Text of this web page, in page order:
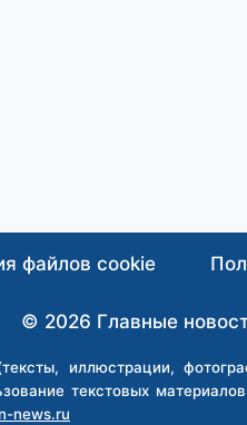
файлов cookie
© 2026 Главные
иллюстрации,
текстовых
news.ru